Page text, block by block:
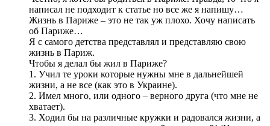
написал не подходит к статье но все же я напишу…
Жизнь в Париже – это не так уж плохо. Хочу написать
об Париже…
Я с самого детства представлял и представляю свою
жизнь в Париж.
Чтобы я делал бы жил в Париже?
1. Учил те уроки которые нужны мне в дальнейшей
жизни, а не все (как это в Украине).
2. Имел много, или одного – верного друга (что мне не
хватает).
3. Ходил бы на различные кружки и радовался жизни, а